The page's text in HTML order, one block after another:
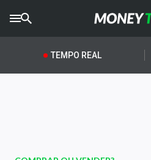
CRYPTOTIMES
AGROTIMES
TEMPO REAL